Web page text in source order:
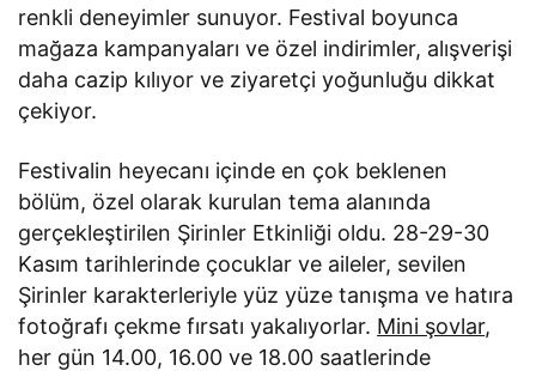
renkli deneyimler sunuyor. Festival boyunca
mağaza kampanyaları ve özel indirimler, alışverişi
daha cazip kılıyor ve ziyaretçi yoğunluğu dikkat
çekiyor.
Festivalin heyecanı içinde en çok beklenen
bölüm, özel olarak kurulan tema alanında
gerçekleştirilen Şirinler Etkinliği oldu. 28-29-30
Kasım tarihlerinde çocuklar ve aileler, sevilen
Şirinler karakterleriyle yüz yüze tanışma ve hatıra
fotoğrafı çekme fırsatı yakalıyorlar. Mini şovlar,
her gün 14.00, 16.00 ve 18.00 saatlerinde